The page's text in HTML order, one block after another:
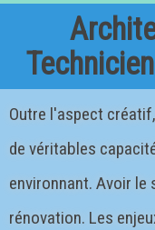
Outre l'aspect
de véritables
environnant. Avoir le
rénovation. Les